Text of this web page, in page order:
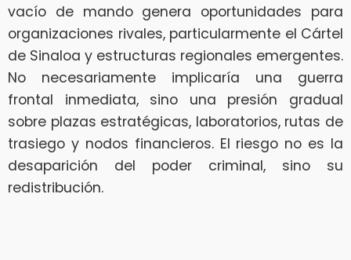
vacío de mando genera oportunidades para
organizaciones rivales, particularmente el Cártel
de Sinaloa y estructuras regionales emergentes.
No necesariamente implicaría una guerra
frontal inmediata, sino una presión gradual
sobre plazas estratégicas, laboratorios, rutas de
trasiego y nodos financieros. El riesgo no es la
desaparición del poder criminal, sino su
redistribución.